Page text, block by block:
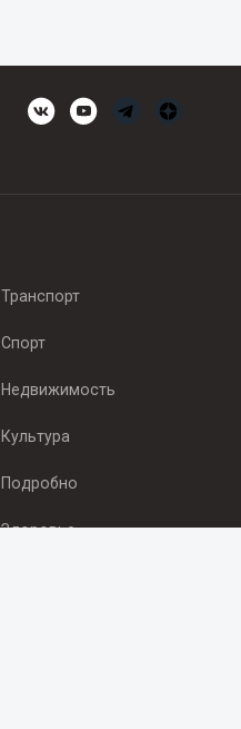
Транспорт
Спорт
Недвижимость
Культура
Подробно
Здоровье